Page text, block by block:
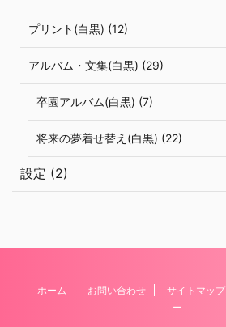
プリント(白黒) (12)
アルバム・文集(白黒) (29)
卒園アルバム(白黒) (7)
将来の夢着せ替え(白黒) (22)
設定 (2)
ホーム お問い合わせ サイトマップ
ー